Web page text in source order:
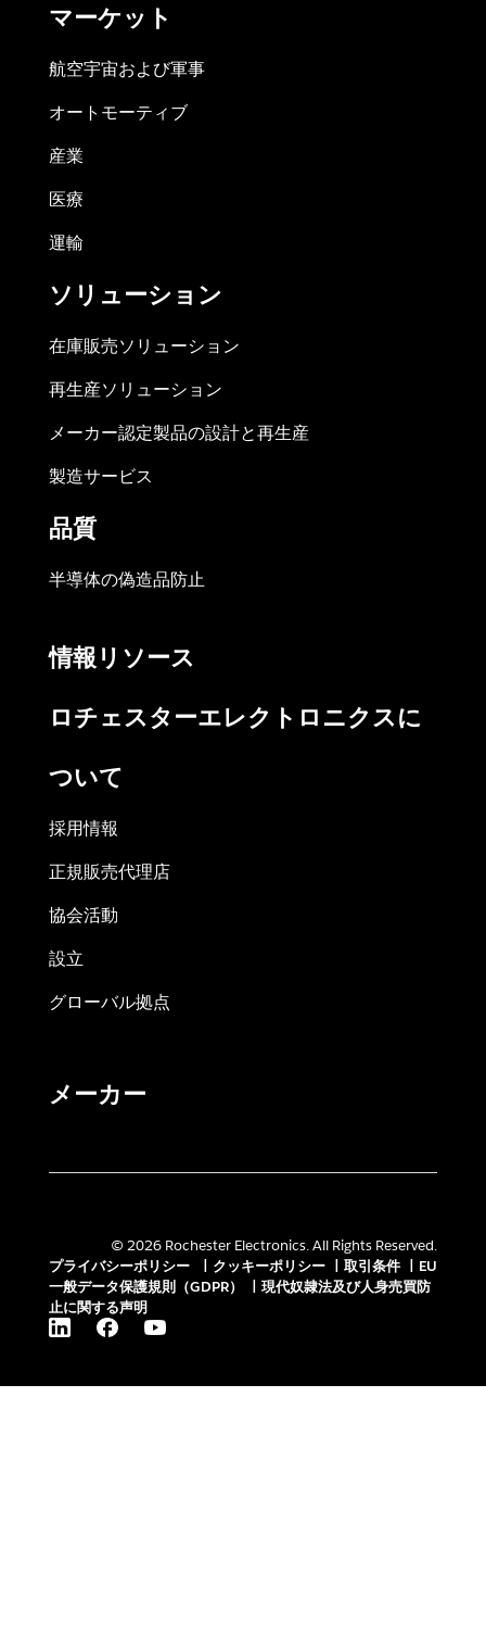
マーケット
航空宇宙および軍事
オートモーティブ
産業
医療
運輸
ソリューション
在庫販売ソリューション
再生産ソリューション
メーカー認定製品の設計と再生産
製造サービス
品質
半導体の偽造品防止
情報リソース
ロチェスターエレクトロニクスに
ついて
採用情報
正規販売代理店
協会活動
設立
グローバル拠点
メーカー
© 2026 Rochester Electronics. All Rights Reserved.
プライバシーポリシー
クッキーポリシー 取引条件
EU
一般データ保護規則（GDPR）
現代奴隷法及び人身売買防
止に関する声明